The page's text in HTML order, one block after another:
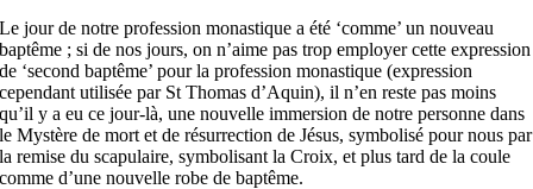
Le jour de notre profession monastique a été ‘comme’ un nouveau
baptême ; si de nos jours, on n’aime pas trop employer cette expression
de ‘second baptême’ pour la profession monastique (expression
cependant utilisée par St Thomas d’Aquin), il n’en reste pas moins
qu’il y a eu ce jour-là, une nouvelle immersion de notre personne dans
le Mystère de mort et de résurrection de Jésus, symbolisé pour nous par
la remise du scapulaire, symbolisant la Croix, et plus tard de la coule
comme d’une nouvelle robe de baptême.